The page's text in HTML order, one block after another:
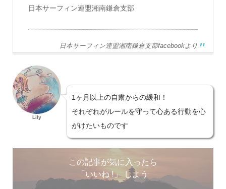
日本サーフィン連盟湘南鎌倉支部
日本サーフィン連盟湘南鎌倉支部facebookより
Lily
1ヶ月以上の自粛からの緩和！
それぞれがルールを守って心ある行動を心
がけたいものです
この記事が気に入ったら
「いいね !」 しよう